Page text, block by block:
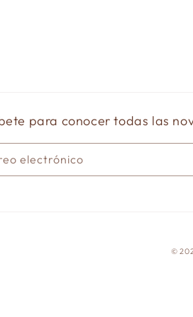
para conocer todas las
electrónico
©